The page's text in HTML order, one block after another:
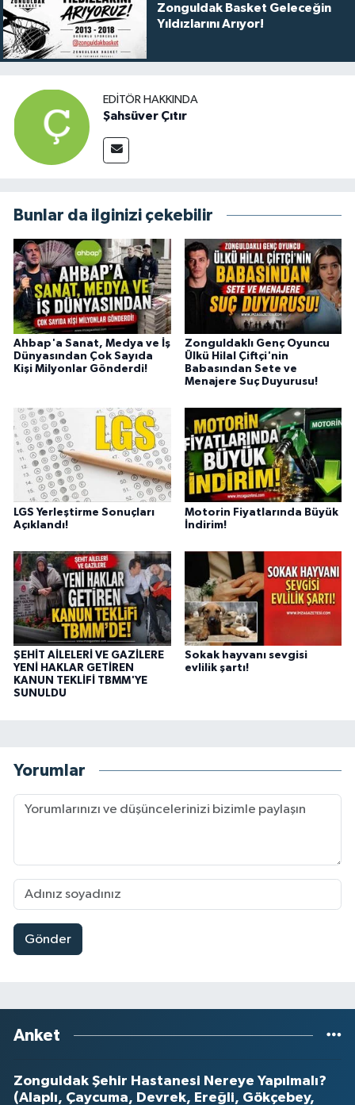
Zonguldak Basket Geleceğin
Yıldızlarını Arıyor!
EDITÖR HAKKINDA
Şahsüver Çıtır
Bunlar da ilginizi çekebilir
Ahbap'a Sanat, Medya ve İş
Dünyasından Çok Sayıda
Kişi Milyonlar Gönderdi!
Zonguldaklı Genç Oyuncu
Ülkü Hilal Çiftçi'nin
Babasından Sete ve
Menajere Suç Duyurusu!
LGS Yerleştirme Sonuçları
Açıklandı!
Motorin Fiyatlarında Büyük
İndirim!
ŞEHİT AİLELERİ VE GAZİLERE
YENİ HAKLAR GETİREN
KANUN TEKLİFİ TBMM'YE
SUNULDU
Sokak hayvanı sevgisi
evlilik şartı!
Yorumlar
Gönder
Anket
Zonguldak Şehir Hastanesi Nereye Yapılmalı?
(Alaplı, Çaycuma, Devrek, Ereğli, Gökçebey,